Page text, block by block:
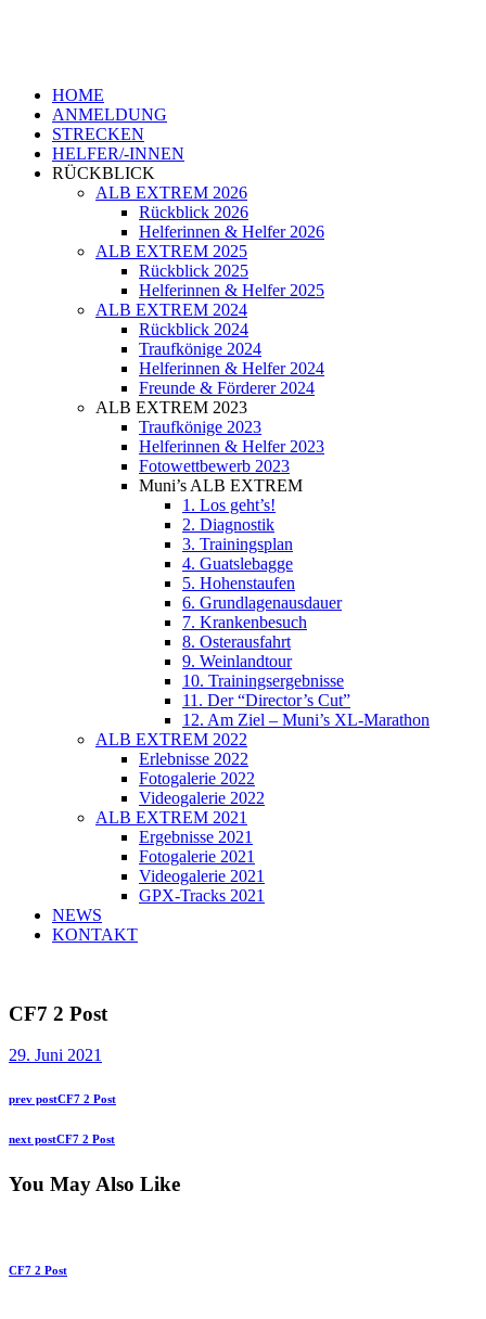
HOME
ANMELDUNG
STRECKEN
HELFER/-INNEN
RÜCKBLICK
ALB EXTREM 2026
Rückblick 2026
Helferinnen & Helfer 2026
ALB EXTREM 2025
Rückblick 2025
Helferinnen & Helfer 2025
ALB EXTREM 2024
Rückblick 2024
Traufkönige 2024
Helferinnen & Helfer 2024
Freunde & Förderer 2024
ALB EXTREM 2023
Traufkönige 2023
Helferinnen & Helfer 2023
Fotowettbewerb 2023
Muni’s ALB EXTREM
1. Los geht’s!
2. Diagnostik
3. Trainingsplan
4. Guatslebagge
5. Hohenstaufen
6. Grundlagenausdauer
7. Krankenbesuch
8. Osterausfahrt
9. Weinlandtour
10. Trainingsergebnisse
11. Der “Director’s Cut”
12. Am Ziel – Muni’s XL-Marathon
ALB EXTREM 2022
Erlebnisse 2022
Fotogalerie 2022
Videogalerie 2022
ALB EXTREM 2021
Ergebnisse 2021
Fotogalerie 2021
Videogalerie 2021
GPX-Tracks 2021
NEWS
KONTAKT
CF7 2 Post
29. Juni 2021
Beitragsnavigation
Previous
prev postCF7 2 Post
Next
next postCF7 2 Post
You May Also Like
CF7 2 Post